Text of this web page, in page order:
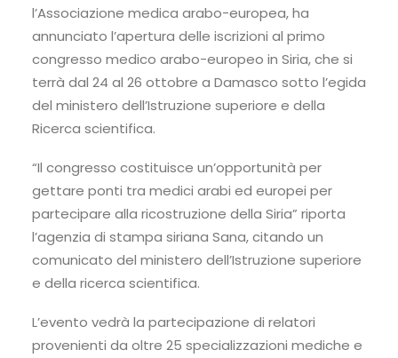
l’Associazione medica arabo-europea, ha
annunciato l’apertura delle iscrizioni al primo
congresso medico arabo-europeo in Siria, che si
terrà dal 24 al 26 ottobre a Damasco sotto l’egida
del ministero dell’Istruzione superiore e della
Ricerca scientifica.
“Il congresso costituisce un’opportunità per
gettare ponti tra medici arabi ed europei per
partecipare alla ricostruzione della Siria” riporta
l’agenzia di stampa siriana Sana, citando un
comunicato del ministero dell’Istruzione superiore
e della ricerca scientifica.
L’evento vedrà la partecipazione di relatori
provenienti da oltre 25 specializzazioni mediche e